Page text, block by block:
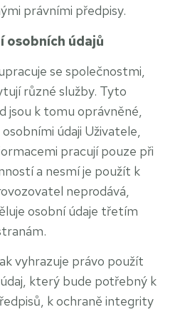
právními předpisy.
osobních údajů
se společnostmi,
různé služby. Tyto
jsou k tomu oprávněné,
údaji Uživatele,
pracují pouze při
a nesmí je použít k
neprodává,
osobní údaje třetím
vyhrazuje právo použít
který bude potřebný k
k ochraně integrity